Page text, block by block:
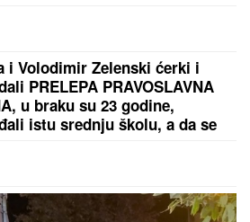
I IZVAJANE NOGE
sliku iz provoda, mreže